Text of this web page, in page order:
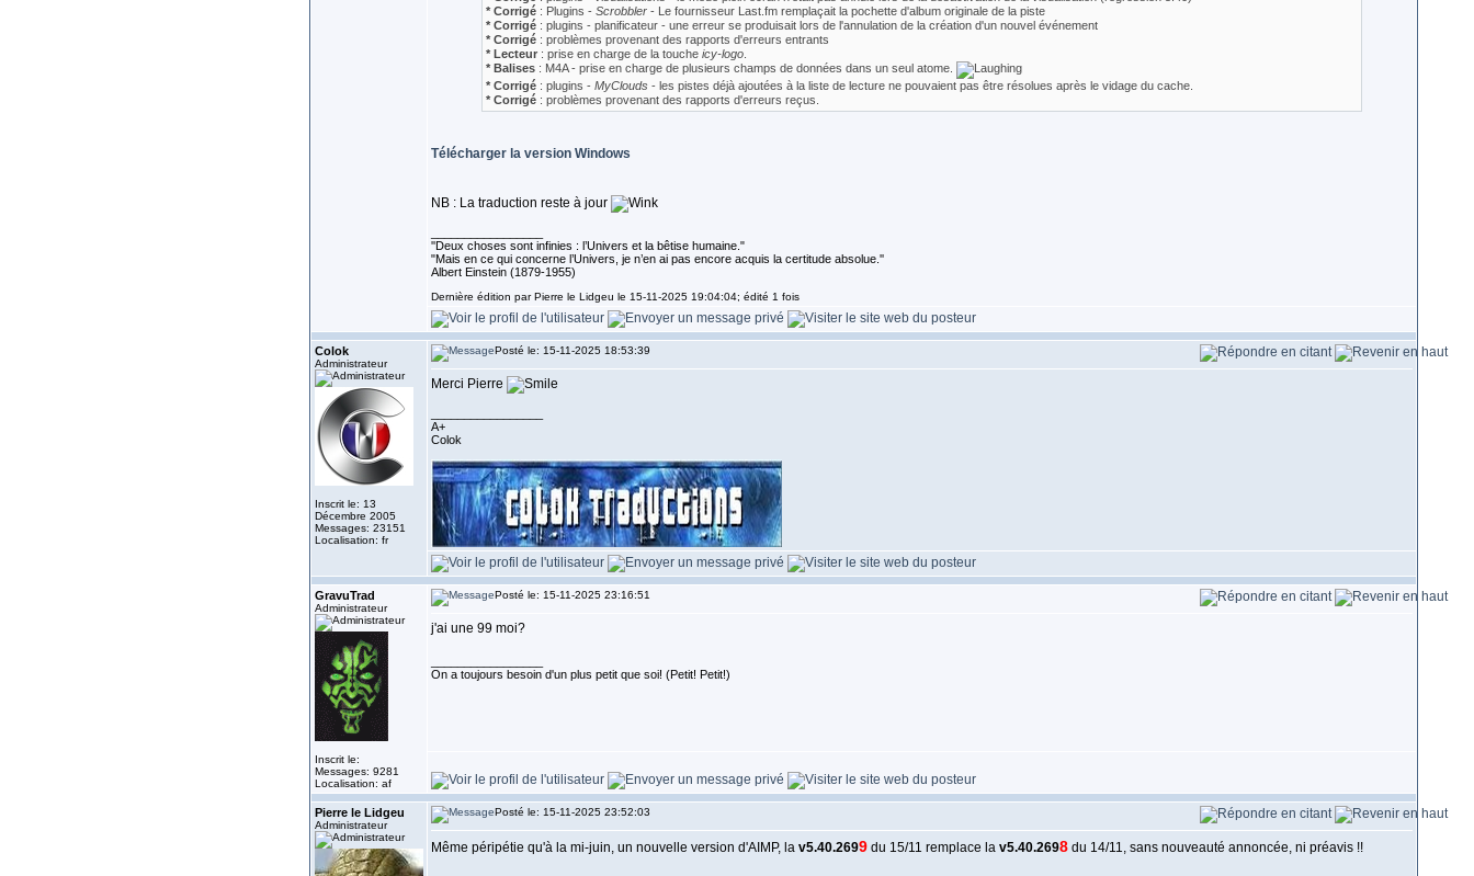
* Corrigé: Plugins - Scrobbler- Le fournisseur Last.fm remplaçait la pochette d'album originale de la piste
* Corrigé: plugins - planificateur - une erreur se produisait lors de l'annulation de la création d'un nouvel événement
* Corrigé: problèmes provenant des rapports d'erreurs entrants
* Lecteur: prise en charge de la touche icy-logo.
* Balises: M4A - prise en charge de plusieurs champs de données dans un seul atome.
* Corrigé: plugins - MyClouds- les pistes déjà ajoutées à la liste de lecture ne pouvaient pas être résolues après le vidage du cache.
* Corrigé: problèmes provenant des rapports d'erreurs reçus.
Télécharger la version Windows
NB : La traduction reste à jour
''Deux choses sont infinies : l’Univers et la bêtise humaine."
"Mais en ce qui concerne l’Univers, je n’en ai pas encore acquis la certitude absolue.''
Albert Einstein (1879-1955)
Dernière édition par Pierre le Lidgeu le 15-11-2025 19:04:04; édité 1 fois
Colok
Administrateur
Inscrit le: 13
Décembre 2005
Messages: 23151
Localisation: fr
Posté le: 15-11-2025 18:53:39
Merci Pierre
A+
Colok
GravuTrad
Administrateur
Inscrit le:
Messages: 9281
Localisation: af
Posté le: 15-11-2025 23:16:51
j'ai une 99 moi?
On a toujours besoin d'un plus petit que soi! (Petit! Petit!)
Pierre le Lidgeu
Administrateur
Posté le: 15-11-2025 23:52:03
Même péripétie qu'à la mi-juin, un nouvelle version d'AIMP, la v5.40.2699du 15/11 remplace la v5.40.2698du 14/11, sans nouveauté annoncée, ni préavis !!